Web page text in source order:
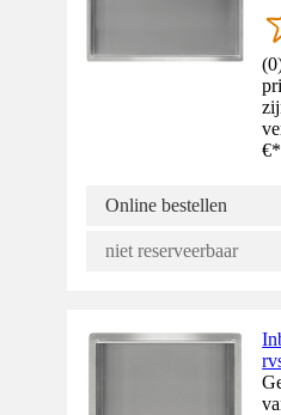
(0
€*
Online bestellen
niet reserveerbaar